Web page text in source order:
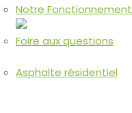
Notre Fonctionnement
Foire aux questions
Asphalte résidentiel